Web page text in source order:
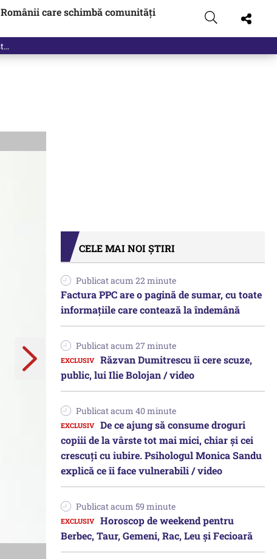
Românii care schimbă comunități
CELE MAI NOI ȘTIRI
Publicat acum 22 minute
Factura PPC are o pagină de sumar, cu toate
informațiile care contează la îndemână
Publicat acum 27 minute
Răzvan Dumitrescu îi cere scuze,
public, lui Ilie Bolojan / video
Publicat acum 40 minute
De ce ajung să consume droguri
copiii de la vârste tot mai mici, chiar și cei
crescuți cu iubire. Psihologul Monica Sandu
explică ce îi face vulnerabili / video
Publicat acum 59 minute
Horoscop de weekend pentru
Berbec, Taur, Gemeni, Rac, Leu și Fecioară